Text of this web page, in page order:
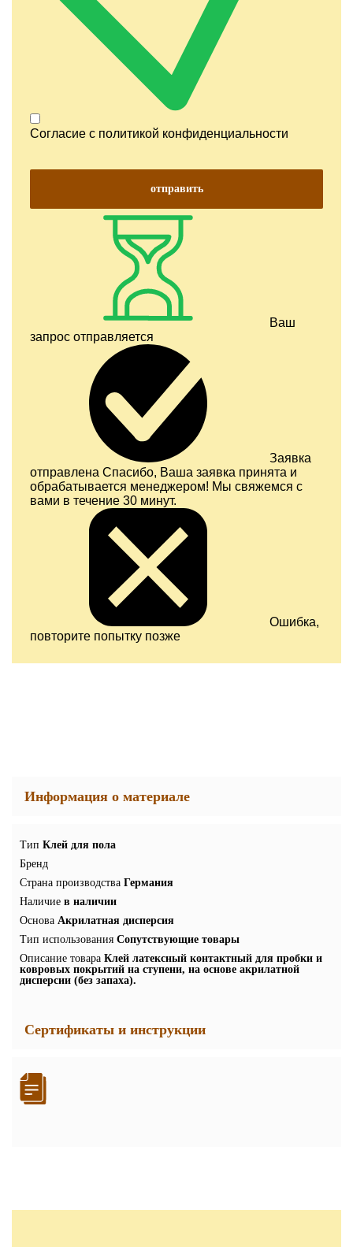
Согласие с политикой конфиденциальности
отправить
Ваш
запрос отправляется
Заявка
отправлена Спасибо, Ваша заявка принята и
обрабатывается менеджером! Мы свяжемся с
вами в течение 30 минут.
Ошибка,
повторите попытку позже
Информация о материале
Тип Клей для пола
Бренд
Страна производства Германия
Наличие в наличии
Основа Акрилатная дисперсия
Тип использования Сопутствующие товары
Описание товара Клей латексный контактный для пробки и
ковровых покрытий на ступени, на основе акрилатной
дисперсии (без запаха).
Сертификаты и инструкции